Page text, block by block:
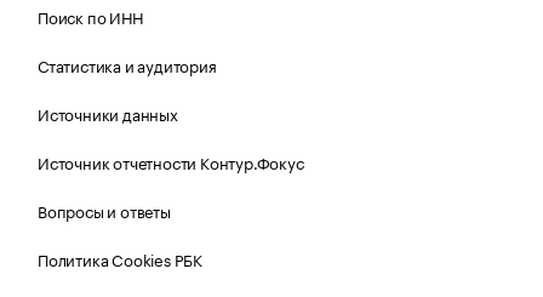
Поиск по ИНН
Статистика и аудитория
Источники данных
Источник отчетности Контур.Фокус
Вопросы и ответы
Политика Cookies РБК